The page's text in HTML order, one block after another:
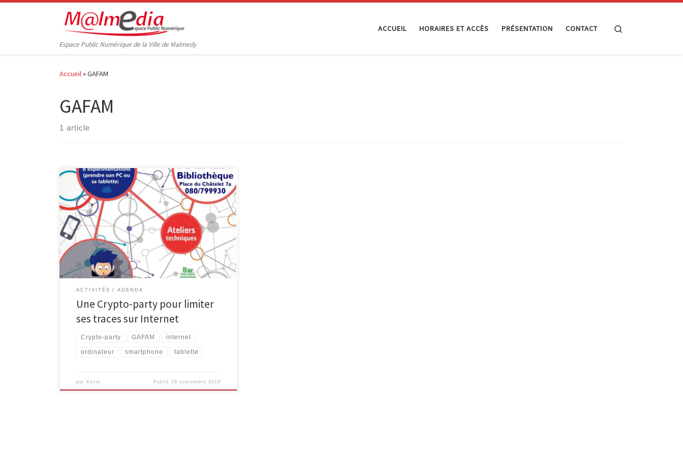
Passer au contenu
Espace Public Numérique de la Ville de Malmedy
ACCUEIL HORAIRES ET ACCÈS PRÉSENTATION CONTACT
Accueil »GAFAM
GAFAM
1 article
Une Crypto-party est organisée le mercredi 16 octobre
à 18h à la bibliothèque de Malmedy. L’objectif ?
Apprendre à protéger ses données personnelles sur
Internet. Le numérique a fondamentalement
transformé nos pratiques de lecture et d’écriture.
L’accessibilité et l’offre de contenus ne cessent
d’augmenter tandis que de nouveaux supports
apparaissent. […]
ACTIVITÉS AGENDA
Une Crypto-party pour limiter
ses traces sur Internet
Crypto-party GAFAM internet
ordinateur smartphone tablette
par Kevin Publié 16 septembre 2019